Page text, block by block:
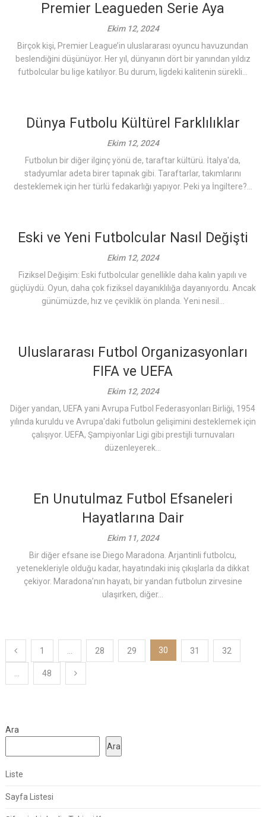
Premier Leagueden Serie Aya
Ekim 12, 2024
Birçok kişi, Premier League’in uluslararası oyuncu havuzundan
beslendiğini düşünüyor. Her yıl, dünyanın dört bir yanından yıldız
futbolcular bu lige katılıyor. Bu durum, ligdeki kalitenin sürekli...
Dünya Futbolu Kültürel Farklılıklar
Ekim 12, 2024
Futbolun bir diğer ilginç yönü de, taraftar kültürü. İtalya'da,
stadyumlar adeta birer tapınak gibi. Taraftarlar, takımlarını
desteklemek için her türlü fedakarlığı yapıyor. Peki ya İngiltere?...
Eski ve Yeni Futbolcular Nasıl Değişti
Ekim 12, 2024
Fiziksel Değişim: Eski futbolcular genellikle daha kalın yapılı ve
güçlüydü. Oyun, daha çok fiziksel dayanıklılığa dayanıyordu. Ancak
günümüzde, hız ve çeviklik ön planda. Yeni nesil...
Uluslararası Futbol Organizasyonları
FIFA ve UEFA
Ekim 12, 2024
Diğer yandan, UEFA yani Avrupa Futbol Federasyonları Birliği, 1954
yılında kuruldu ve Avrupa'daki futbolun gelişimini desteklemek için
çalışıyor. UEFA, Şampiyonlar Ligi gibi prestijli turnuvaları
düzenleyerek...
En Unutulmaz Futbol Efsaneleri
Hayatlarına Dair
Ekim 11, 2024
Bir diğer efsane ise Diego Maradona. Arjantinli futbolcu,
yetenekleriyle olduğu kadar, hayatındaki iniş çıkışlarla da dikkat
çekiyor. Maradona’nın hayatı, bir yandan futbolun zirvesine
ulaşırken, diğer...
Yazı
sayfalaması
1 28 29 30 31 32
48
Ara
Ara
Liste
Sayfa Listesi